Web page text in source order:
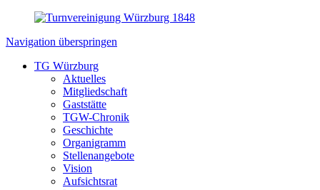
Navigation überspringen
TG Würzburg
Aktuelles
Mitgliedschaft
Gaststätte
TGW-Chronik
Geschichte
Organigramm
Stellenangebote
Vision
Aufsichtsrat